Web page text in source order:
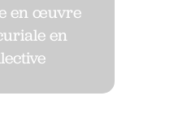
en œuvre
en